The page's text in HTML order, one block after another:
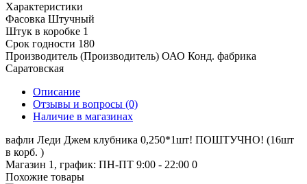
Характеристики
Фасовка Штучный
Штук в коробке 1
Срок годности 180
Производитель (Производитель) ОАО Конд. фабрика
Саратовская
Описание
Отзывы и вопросы (0)
Наличие в магазинах
вафли Леди Джем клубника 0,250*1шт! ПОШТУЧНО! (16шт
в корб. )
Магазин 1, график: ПН-ПТ 9:00 - 22:00 0
Похожие товары